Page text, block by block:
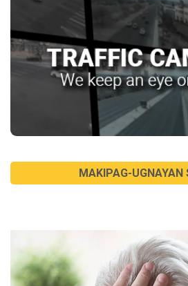
MAKIPAG-UGNAYAN